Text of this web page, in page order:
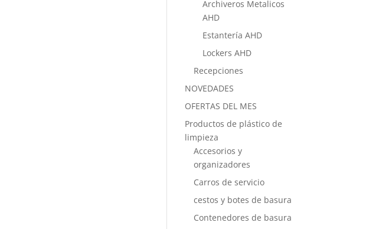
Archiveros Metalicos
AHD
Estantería AHD
Lockers AHD
Recepciones
NOVEDADES
OFERTAS DEL MES
Productos de plástico de
limpieza
Accesorios y
organizadores
Carros de servicio
cestos y botes de basura
Contenedores de basura